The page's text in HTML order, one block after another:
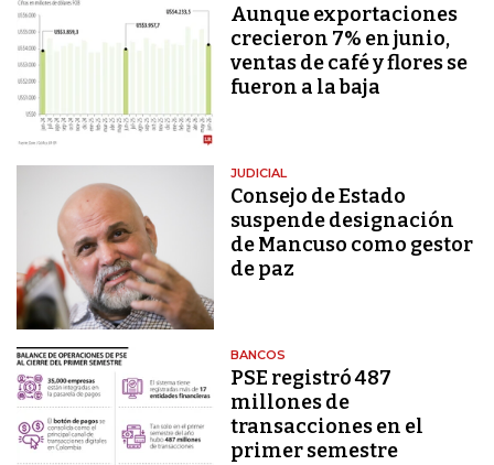
Aunque exportaciones
crecieron 7% en junio,
ventas de café y flores se
fueron a la baja
JUDICIAL
Consejo de Estado
suspende designación
de Mancuso como gestor
de paz
BANCOS
PSE registró 487
millones de
transacciones en el
primer semestre